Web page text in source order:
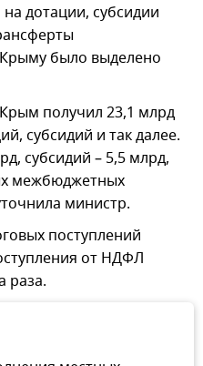
дотации, субсидии
было выделено
получил 23,1 млрд
субсидий и так далее.
субсидий – 5,5 млрд,
межбюджетных
министр.
поступлений
от НДФЛ
раза.